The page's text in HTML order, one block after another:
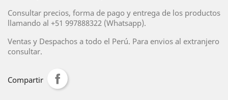
Consultar precios, forma de pago y entrega de los productos
llamando al +51 997888322 (Whatsapp).
Ventas y Despachos a todo el Perú. Para envios al extranjero
consultar.
Compartir